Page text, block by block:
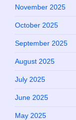
November 2025
October 2025
September 2025
August 2025
July 2025
June 2025
May 2025